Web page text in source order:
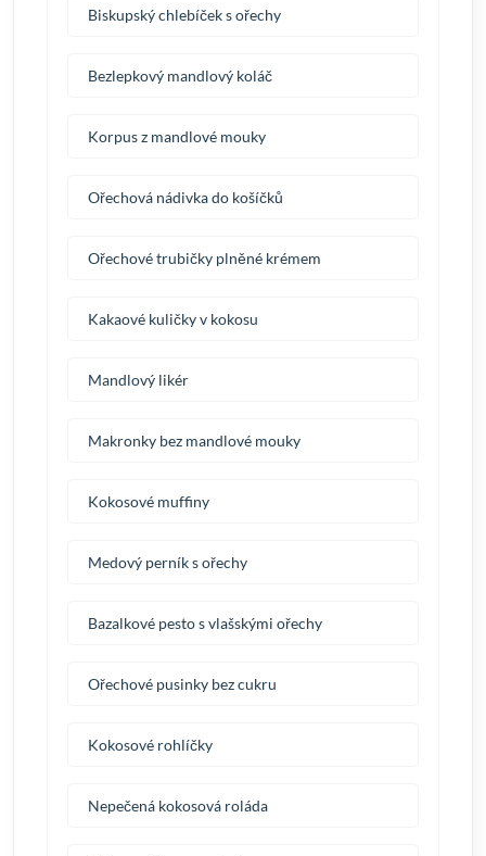
Biskupský chlebíček s ořechy
Bezlepkový mandlový koláč
Korpus z mandlové mouky
Ořechová nádivka do košíčků
Ořechové trubičky plněné krémem
Kakaové kuličky v kokosu
Mandlový likér
Makronky bez mandlové mouky
Kokosové muffiny
Medový perník s ořechy
Bazalkové pesto s vlašskými ořechy
Ořechové pusinky bez cukru
Kokosové rohlíčky
Nepečená kokosová roláda